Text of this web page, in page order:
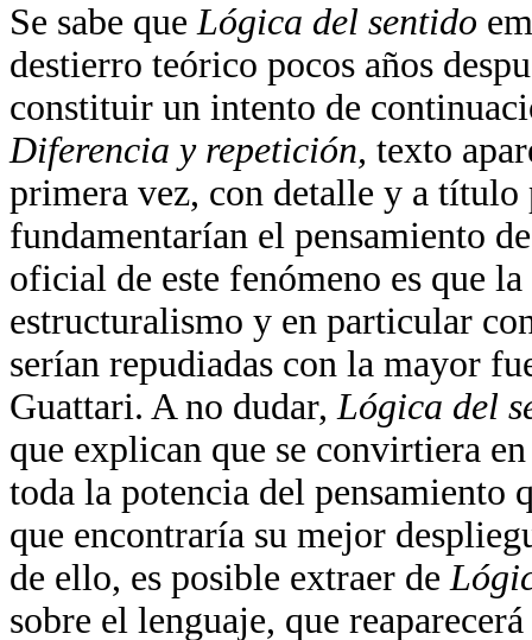
Se sabe queLógica del sentido
destierro teórico pocos años
constituir un intento de
Diferencia y repetición, texto
primera vez, con detalle y a
fundamentarían el pensamiento
oficial de este fenómeno es que
estructuralismo y en particular
serían repudiadas con la mayor
Guattari. A no dudar,Lógica del
que explican que se convirtiera
toda la potencia del pensamiento
que encontraría su mejor
de ello, es posible extraer de
sobre el lenguaje, que